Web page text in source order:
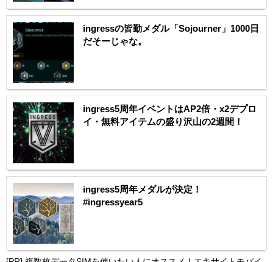
ingressの皆勤メダル「Sojourner」1000日
だそーじゃな。
ingress5周年イベントはAP2倍・x2デプロ
イ・無料アイテムの盛り沢山の2週間！
ingress5周年メダルが決定！
#ingressyear5